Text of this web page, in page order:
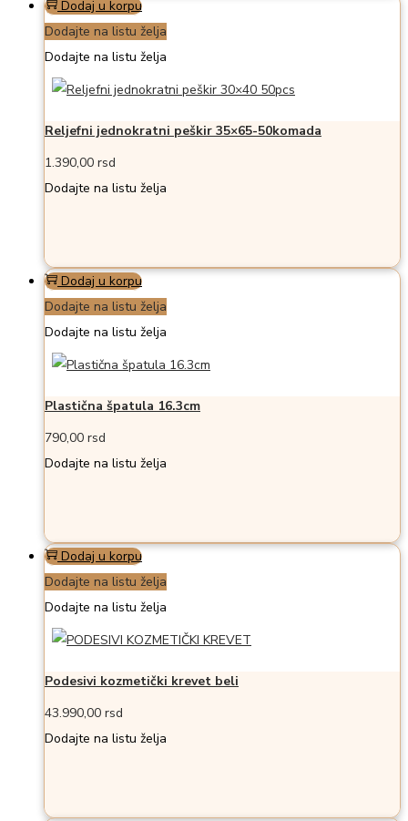
Dodaj u korpu
Dodajte na listu želja
Dodajte na listu želja
Reljefni jednokratni peškir 35×65-50komada
1.390,00 rsd
Dodajte na listu želja
Dodaj u korpu
Dodajte na listu želja
Dodajte na listu želja
Plastična špatula 16.3cm
790,00 rsd
Dodajte na listu želja
Dodaj u korpu
Dodajte na listu želja
Dodajte na listu želja
Podesivi kozmetički krevet beli
43.990,00 rsd
Dodajte na listu želja